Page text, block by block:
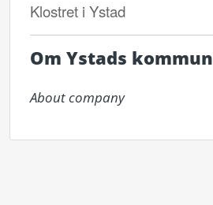
Klostret i Ystad
Om Ystads kommun
About company